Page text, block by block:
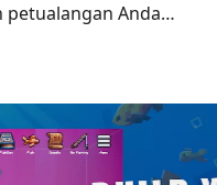
Anda
kunci lebih dari
Anda menghias
ikan
yang Anda habiskan
Bersosialisasi